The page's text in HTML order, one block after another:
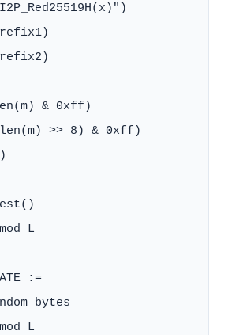
& 0xff)
>> 8) & 0xff)
L
:=
bytes
L